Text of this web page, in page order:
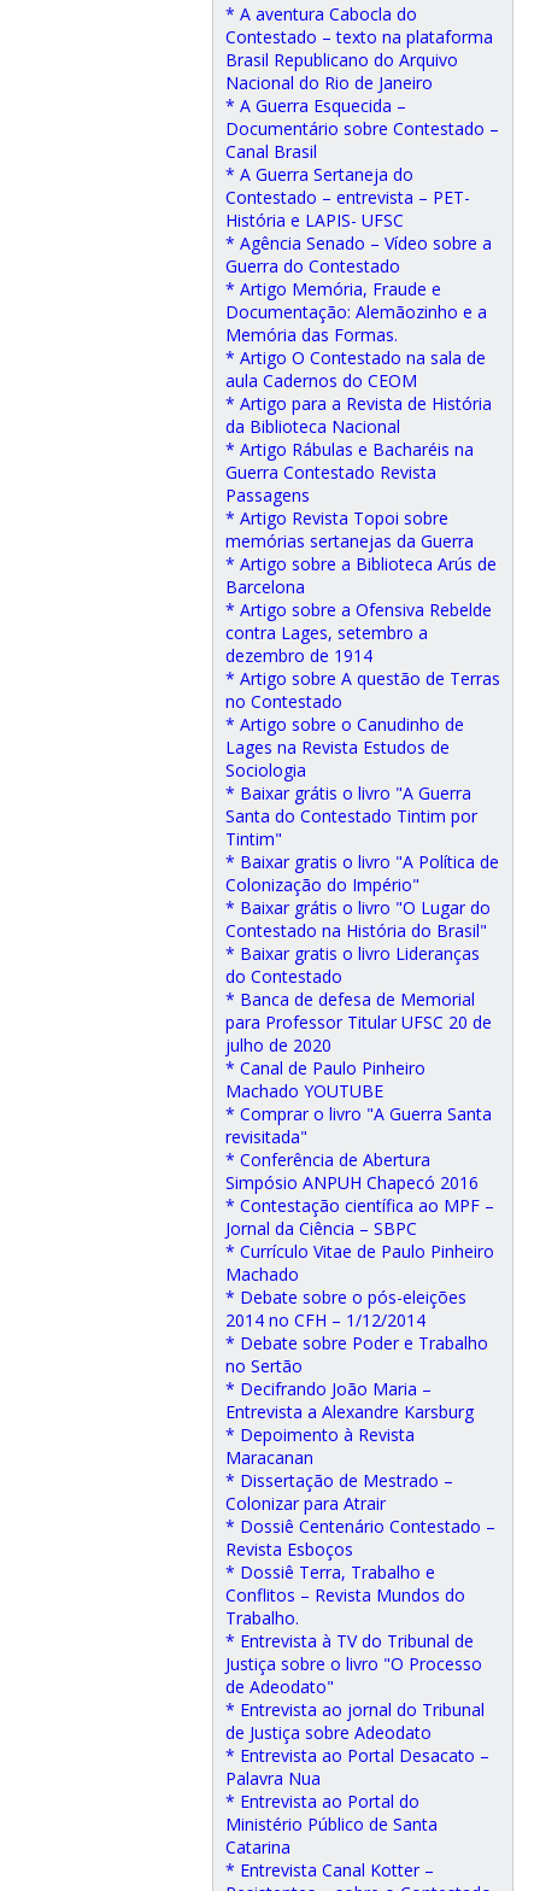
* A aventura Cabocla do
Contestado – texto na plataforma
Brasil Republicano do Arquivo
Nacional do Rio de Janeiro
* A Guerra Esquecida –
Documentário sobre Contestado –
Canal Brasil
* A Guerra Sertaneja do
Contestado – entrevista – PET-
História e LAPIS- UFSC
* Agência Senado – Vídeo sobre a
Guerra do Contestado
* Artigo Memória, Fraude e
Documentação: Alemãozinho e a
Memória das Formas.
* Artigo O Contestado na sala de
aula Cadernos do CEOM
* Artigo para a Revista de História
da Biblioteca Nacional
* Artigo Rábulas e Bacharéis na
Guerra Contestado Revista
Passagens
* Artigo Revista Topoi sobre
memórias sertanejas da Guerra
* Artigo sobre a Biblioteca Arús de
Barcelona
* Artigo sobre a Ofensiva Rebelde
contra Lages, setembro a
dezembro de 1914
* Artigo sobre A questão de Terras
no Contestado
* Artigo sobre o Canudinho de
Lages na Revista Estudos de
Sociologia
* Baixar grátis o livro "A Guerra
Santa do Contestado Tintim por
Tintim"
* Baixar gratis o livro "A Política de
Colonização do Império"
* Baixar grátis o livro "O Lugar do
Contestado na História do Brasil"
* Baixar gratis o livro Lideranças
do Contestado
* Banca de defesa de Memorial
para Professor Titular UFSC 20 de
julho de 2020
* Canal de Paulo Pinheiro
Machado YOUTUBE
* Comprar o livro "A Guerra Santa
revisitada"
* Conferência de Abertura
Simpósio ANPUH Chapecó 2016
* Contestação científica ao MPF –
Jornal da Ciência – SBPC
* Currículo Vitae de Paulo Pinheiro
Machado
* Debate sobre o pós-eleições
2014 no CFH – 1/12/2014
* Debate sobre Poder e Trabalho
no Sertão
* Decifrando João Maria –
Entrevista a Alexandre Karsburg
* Depoimento à Revista
Maracanan
* Dissertação de Mestrado –
Colonizar para Atrair
* Dossiê Centenário Contestado –
Revista Esboços
* Dossiê Terra, Trabalho e
Conflitos – Revista Mundos do
Trabalho.
* Entrevista à TV do Tribunal de
Justiça sobre o livro "O Processo
de Adeodato"
* Entrevista ao jornal do Tribunal
de Justiça sobre Adeodato
* Entrevista ao Portal Desacato –
Palavra Nua
* Entrevista ao Portal do
Ministério Público de Santa
Catarina
* Entrevista Canal Kotter –